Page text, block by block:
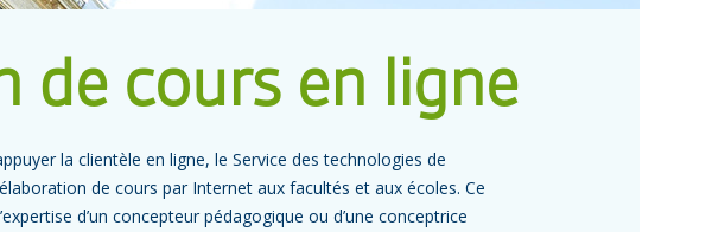
de cours en ligne
la clientèle en ligne, le Service des technologies de
de cours par Internet aux facultés et aux écoles. Ce
d’un concepteur pédagogique ou d’une conceptrice